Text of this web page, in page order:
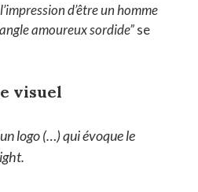
l’impression d’être un homme
amoureux sordide”se
visuel
logo (…) qui évoque le